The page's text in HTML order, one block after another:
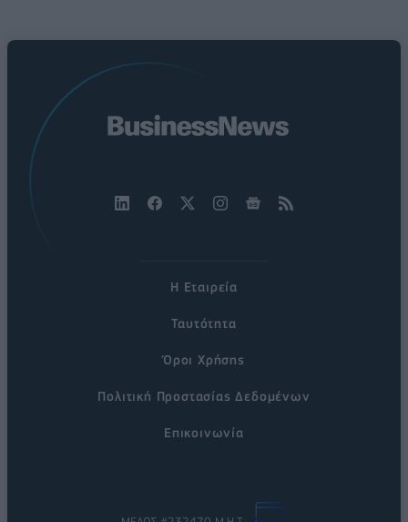
Η Εταιρεία
Ταυτότητα
Όροι Χρήσης
Πολιτική Προστασίας Δεδομένων
Επικοινωνία